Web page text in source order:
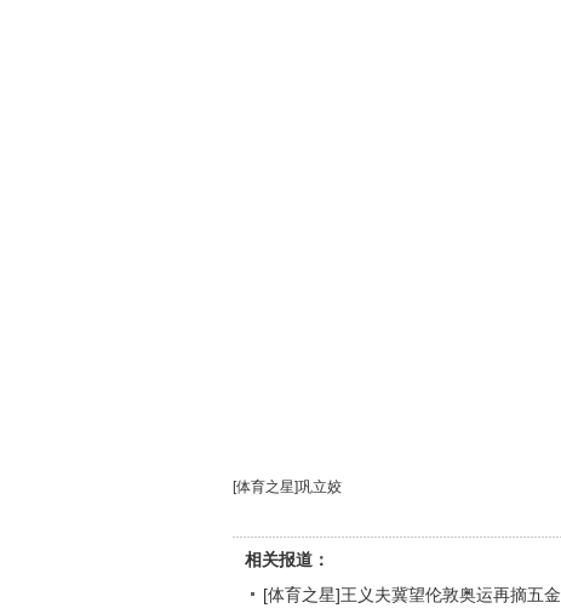
[体育之星]巩立姣
相关报道：
[体育之星]王义夫冀望伦敦奥运再摘五金